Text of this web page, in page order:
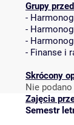
Grupy
-
-
-
- Finanse i
Skrócony
Nie
Zajęcia
Semestr